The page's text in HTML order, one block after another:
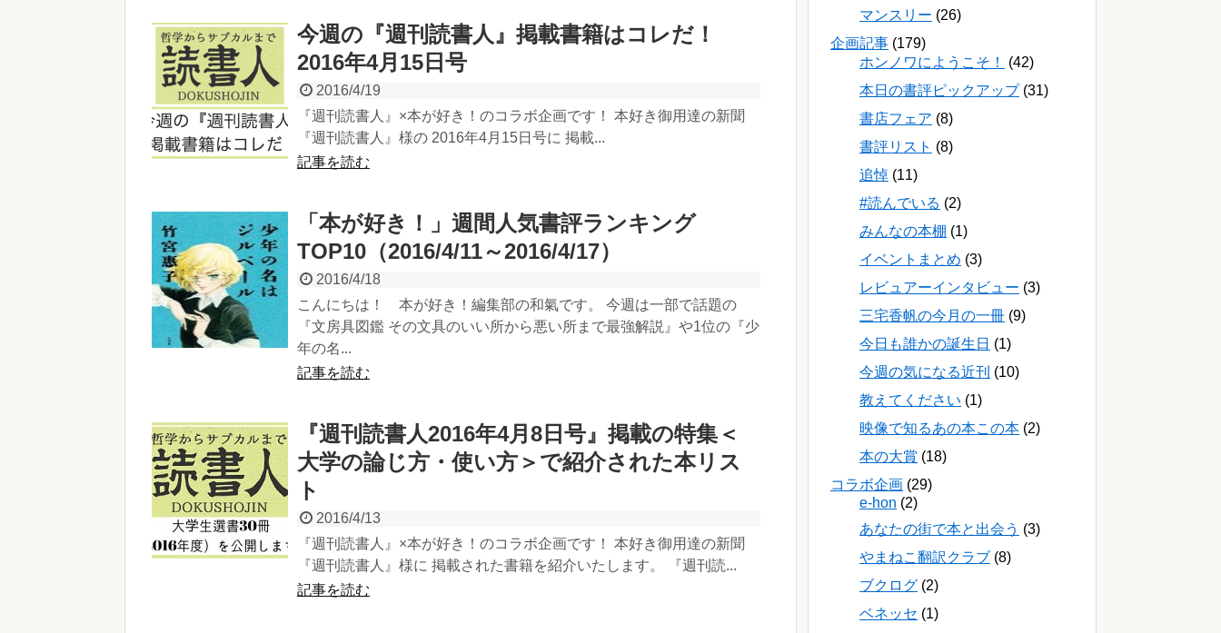
今週の『週刊読書人』掲載書籍はコレだ！
2016年4月15日号
2016/4/19
『週刊読書人』×本が好き！のコラボ企画です！ 本好き御用達の新聞
『週刊読書人』様の 2016年4月15日号に 掲載...
記事を読む
「本が好き！」週間人気書評ランキング
TOP10（2016/4/11～2016/4/17）
2016/4/18
こんにちは！ 本が好き！編集部の和氣です。 今週は一部で話題の
『文房具図鑑 その文具のいい所から悪い所まで最強解説』や1位の『少
年の名...
記事を読む
『週刊読書人2016年4月8日号』掲載の特集＜
大学の論じ方・使い方＞で紹介された本リス
ト
2016/4/13
『週刊読書人』×本が好き！のコラボ企画です！ 本好き御用達の新聞
『週刊読書人』様に 掲載された書籍を紹介いたします。 『週刊読...
記事を読む
マンスリー (26)
企画記事 (179)
ホンノワにようこそ！
(42)
本日の書評ピックアップ(31)
書店フェア (8)
書評リスト (8)
追悼 (11)
#読んでいる (2)
みんなの本棚 (1)
イベントまとめ (3)
レビュアーインタビュー (3)
三宅香帆の今月の一冊 (9)
今日も誰かの誕生日 (1)
今週の気になる近刊 (10)
教えてください (1)
映像で知るあの本この本 (2)
本の大賞 (18)
コラボ企画 (29)
e-hon (2)
あなたの街で本と出会う (3)
やまねこ翻訳クラブ (8)
ブクログ (2)
ベネッセ (1)